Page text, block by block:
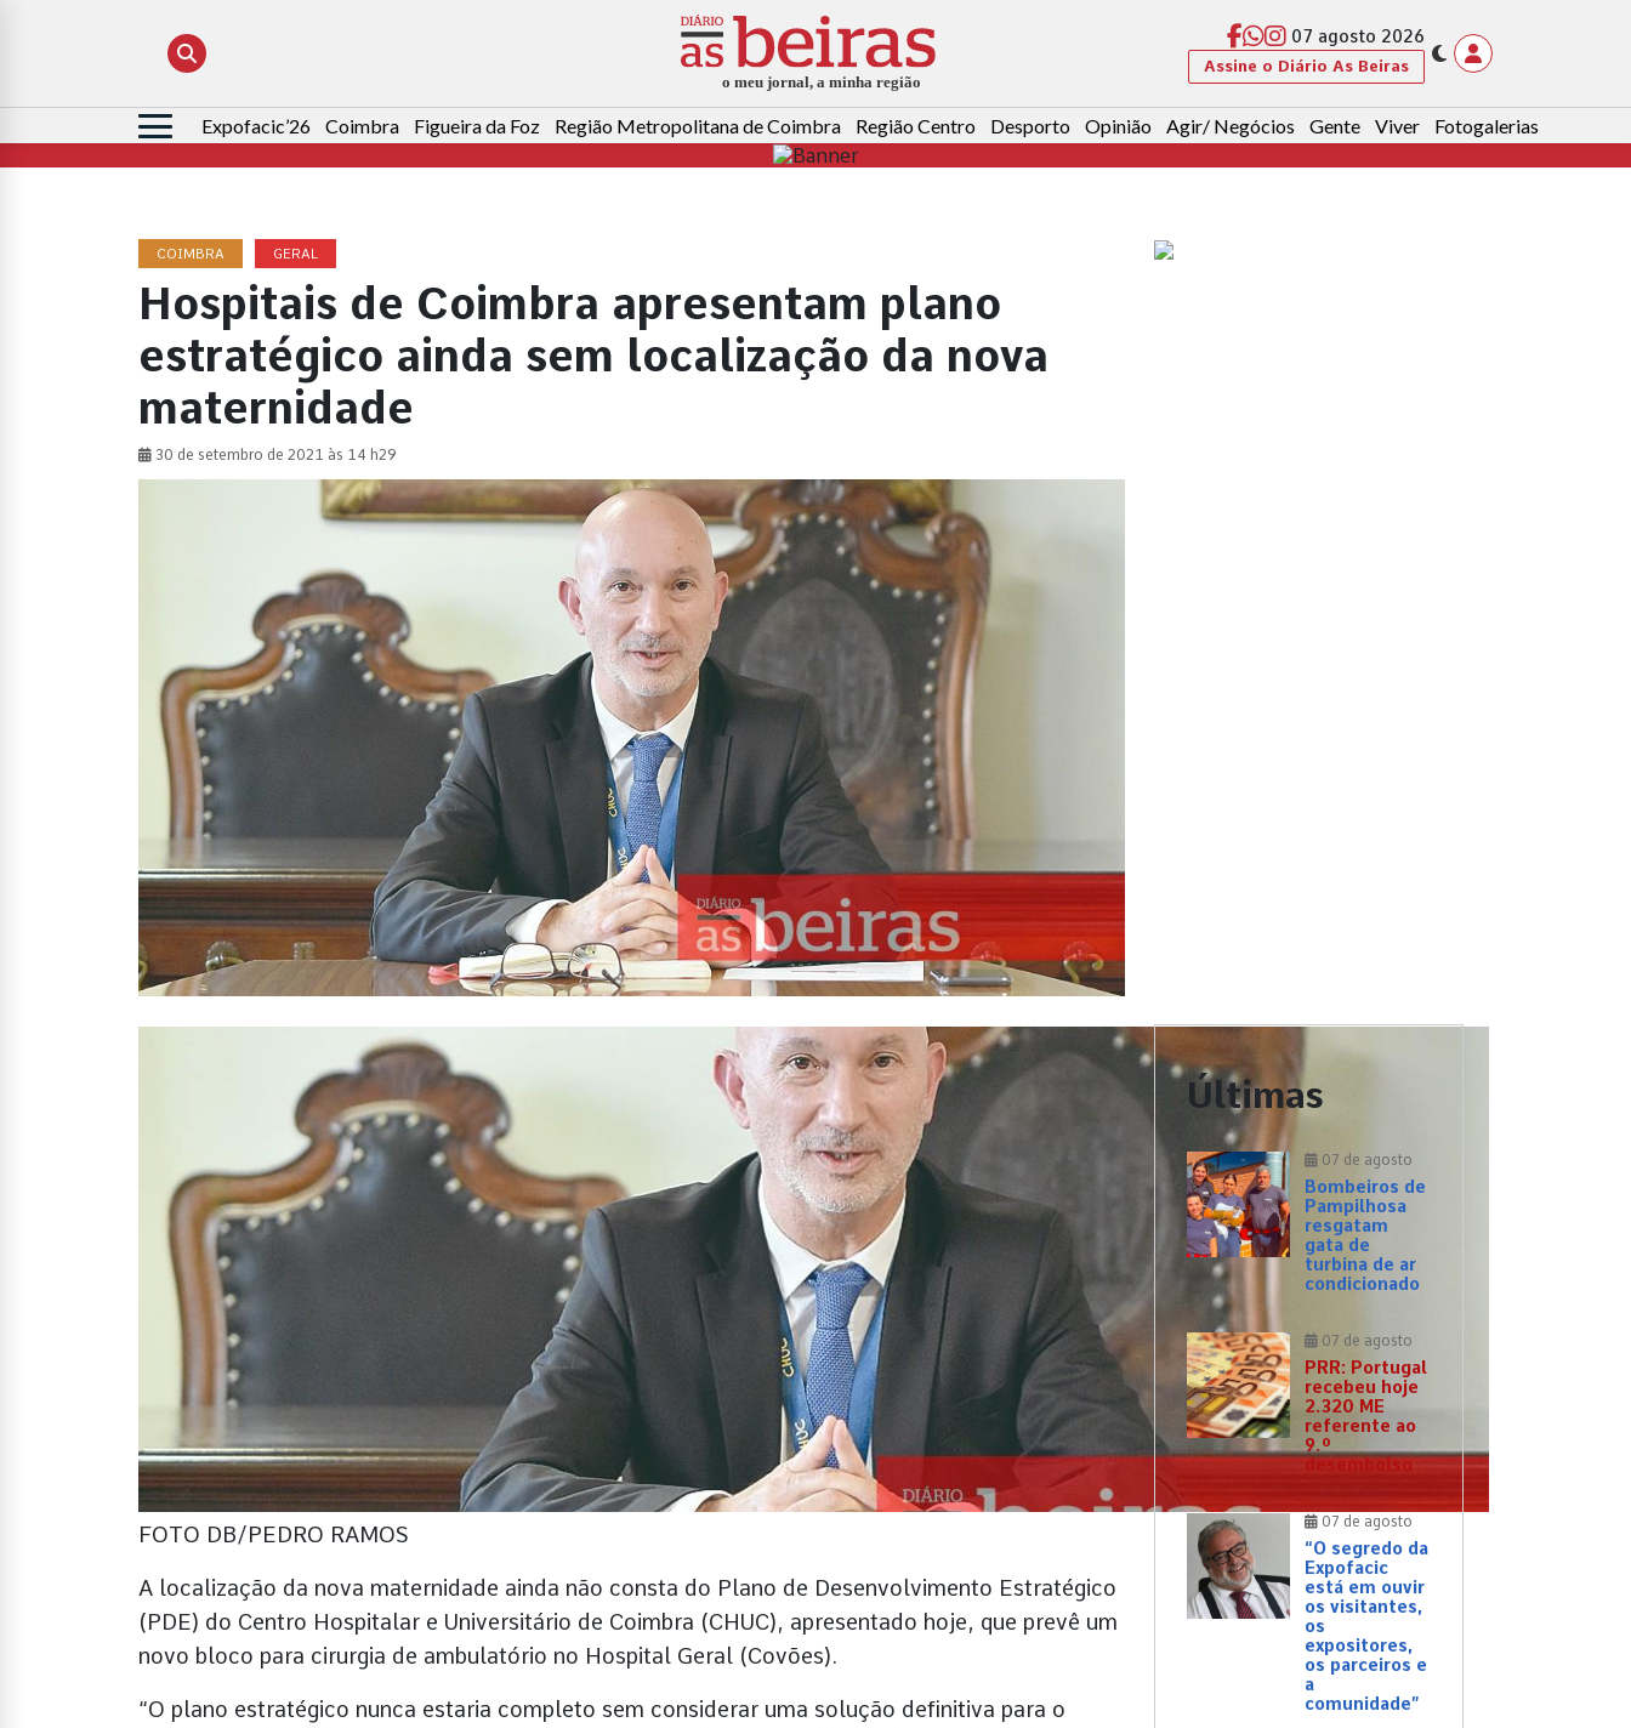
07 agosto 2026
Assine o Diário As Beiras
Pesquisar
por:
Expofacic’26 Coimbra Figueira da Foz Região Metropolitana de Coimbra Região Centro Desporto Opinião Agir/ Negócios Gente Viver Fotogalerias
COIMBRA GERAL
Hospitais de Coimbra apresentam plano
estratégico ainda sem localização da nova
maternidade
30 de setembro de 2021 às 14 h29
FOTO DB/PEDRO RAMOS
A localização da nova maternidade ainda não consta do Plano de Desenvolvimento Estratégico
(PDE) do Centro Hospitalar e Universitário de Coimbra (CHUC), apresentado hoje, que prevê um
novo bloco para cirurgia de ambulatório no Hospital Geral (Covões).
“O plano estratégico nunca estaria completo sem considerar uma solução definitiva para o
Últimas
07 de agosto
Bombeiros de
Pampilhosa
resgatam
gata de
turbina de ar
condicionado
07 de agosto
PRR: Portugal
recebeu hoje
2.320 ME
referente ao
9.º
desembolso
07 de agosto
“O segredo da
Expofacic
está em ouvir
os visitantes,
os
expositores,
os parceiros e
a
comunidade”